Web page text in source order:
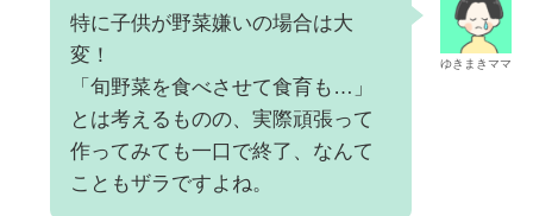
ゆきまきママ
特に子供が野菜嫌いの場合は大
変！
「旬野菜を食べさせて食育も…」
とは考えるものの、実際頑張って
作ってみても一口で終了、なんて
こともザラですよね。